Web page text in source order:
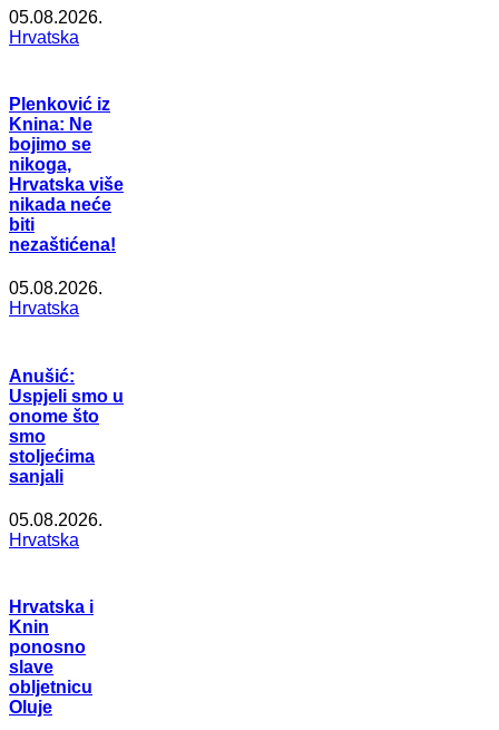
05.08.2026.
Hrvatska
Plenković iz
Knina: Ne
bojimo se
nikoga,
Hrvatska više
nikada neće
biti
nezaštićena!
05.08.2026.
Hrvatska
Anušić:
Uspjeli smo u
onome što
smo
stoljećima
sanjali
05.08.2026.
Hrvatska
Hrvatska i
Knin
ponosno
slave
obljetnicu
Oluje